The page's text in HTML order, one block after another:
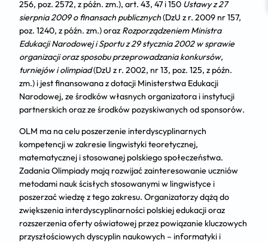
256, poz. 2572, z późn. zm.), art. 43, 47 i 150 Ustawy z 27
sierpnia 2009 o finansach publicznych(DzU z r. 2009 nr 157,
poz. 1240, z późn. zm.) oraz Rozporządzeniem Ministra
Edukacji Narodowej i Sportu z 29 stycznia 2002 w sprawie
organizacji oraz sposobu przeprowadzania konkursów,
turniejów i olimpiad(DzU z r. 2002, nr 13, poz. 125, z późn.
zm.) i jest finansowana z dotacji Ministerstwa Edukacji
Narodowej, ze środków własnych organizatora i instytucji
partnerskich oraz ze środków pozyskiwanych od sponsorów.
OLM ma na celu poszerzenie interdyscyplinarnych
kompetencji w zakresie lingwistyki teoretycznej,
matematycznej i stosowanej polskiego społeczeństwa.
Zadania Olimpiady mają rozwijać zainteresowanie uczniów
metodami nauk ścisłych stosowanymi w lingwistyce i
poszerzać wiedzę z tego zakresu. Organizatorzy dążą do
zwiększenia interdyscyplinarności polskiej edukacji oraz
rozszerzenia oferty oświatowej przez powiązanie kluczowych
przyszłościowych dyscyplin naukowych – informatyki i